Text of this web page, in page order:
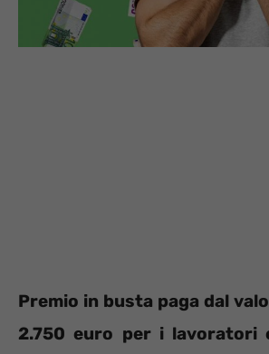
Premio in busta paga dal
2.750 euro per i lavoratori